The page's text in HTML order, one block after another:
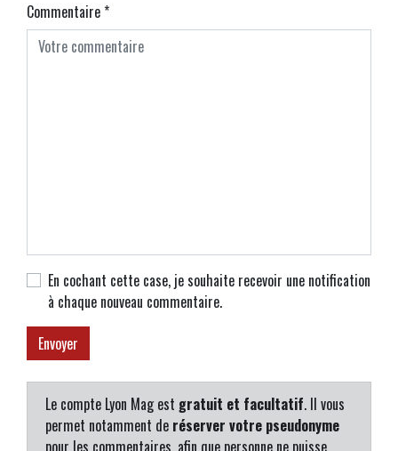
Commentaire*
En cochant cette case, je souhaite recevoir une notification
à chaque nouveau commentaire.
Le compte Lyon Mag est gratuit et facultatif. Il vous
permet notamment de réserver votre pseudonyme